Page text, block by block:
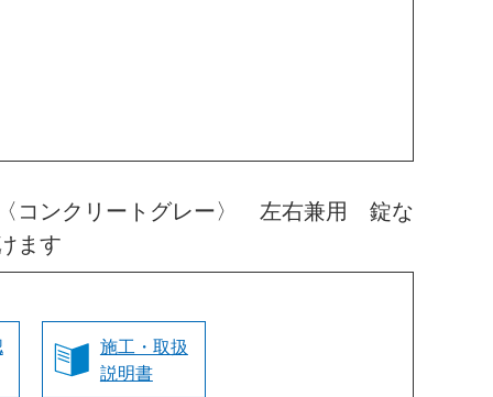
ンクリートグレー〉 左右兼用 錠な
ます
施工・取扱
説明書